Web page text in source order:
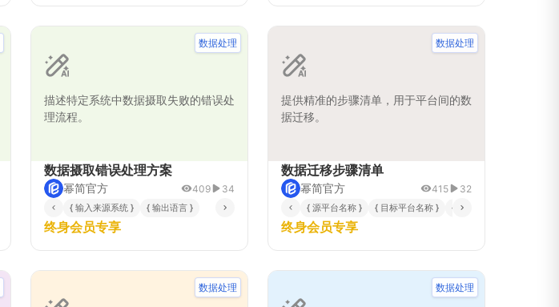
描述特定系统中数据摄取失败的错误处
理流程。
数据处理
数据摄取错误处理方案
幂简官方 409 34
{ 输入来源系统 } { 输出语言 }
终身会员专享
提供精准的步骤清单，用于平台间的数
据迁移。
数据处理
数据迁移步骤清单
幂简官方 415 32
{ 源平台名称 } { 目标平台名称 } { 输出语言 }
终身会员专享
数据处理 数据处理